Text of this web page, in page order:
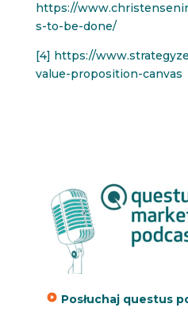
https://
s-to-be-done/
[4] https://
value-proposition-canvas
Posłuchaj questus